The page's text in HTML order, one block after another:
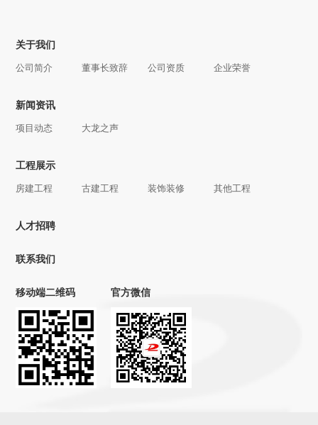
关于我们
公司简介 董事长致辞 公司资质 企业荣誉
新闻资讯
项目动态 大龙之声
工程展示
房建工程 古建工程 装饰装修 其他工程
人才招聘
联系我们
移动端二维码 官方微信